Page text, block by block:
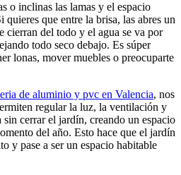
o inclinas las lamas y el espacio
quieres que entre la brisa, las abres un
cierran del todo y el agua se va por
todo seco debajo. Es súper
lonas, mover muebles o preocuparte
de aluminio y pvc en Valencia, nos
regular la luz, la ventilación y
cerrar el jardín, creando un espacio
del año. Esto hace que el jardín
y pase a ser un espacio habitable